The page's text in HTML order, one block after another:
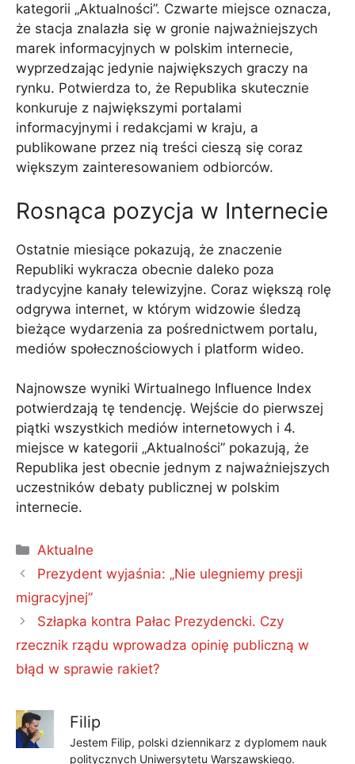
kategorii „Aktualności”. Czwarte miejsce oznacza,
że ​​stacja znalazła się w gronie najważniejszych
marek informacyjnych w polskim internecie,
wyprzedzając jedynie największych graczy na
rynku. Potwierdza to, że Republika skutecznie
konkuruje z największymi portalami
informacyjnymi i redakcjami w kraju, a
publikowane przez nią treści cieszą się coraz
większym zainteresowaniem odbiorców.
Rosnąca pozycja w Internecie
Ostatnie miesiące pokazują, że znaczenie
Republiki wykracza obecnie daleko poza
tradycyjne kanały telewizyjne. Coraz większą rolę
odgrywa internet, w którym widzowie śledzą
bieżące wydarzenia za pośrednictwem portalu,
mediów społecznościowych i platform wideo.
Najnowsze wyniki Wirtualnego Influence Index
potwierdzają tę tendencję. Wejście do pierwszej
piątki wszystkich mediów internetowych i 4.
miejsce w kategorii „Aktualności” pokazują, że
Republika jest obecnie jednym z najważniejszych
uczestników debaty publicznej w polskim
internecie.
Kategorie
Aktualne
Prezydent wyjaśnia: „Nie ulegniemy presji
migracyjnej”
Szłapka kontra Pałac Prezydencki. Czy
rzecznik rządu wprowadza opinię publiczną w
błąd w sprawie rakiet?
Filip
Jestem Filip, polski dziennikarz z dyplomem nauk
politycznych Uniwersytetu Warszawskiego.